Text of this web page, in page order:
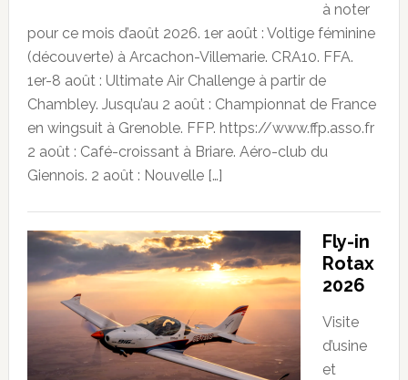
à noter
pour ce mois d’août 2026. 1er août : Voltige féminine
(découverte) à Arcachon-Villemarie. CRA10. FFA.
1er-8 août : Ultimate Air Challenge à partir de
Chambley. Jusqu’au 2 août : Championnat de France
en wingsuit à Grenoble. FFP. https://www.ffp.asso.fr
2 août : Café-croissant à Briare. Aéro-club du
Giennois. 2 août : Nouvelle […]
Fly-in
Rotax
2026
Visite
d’usine
et